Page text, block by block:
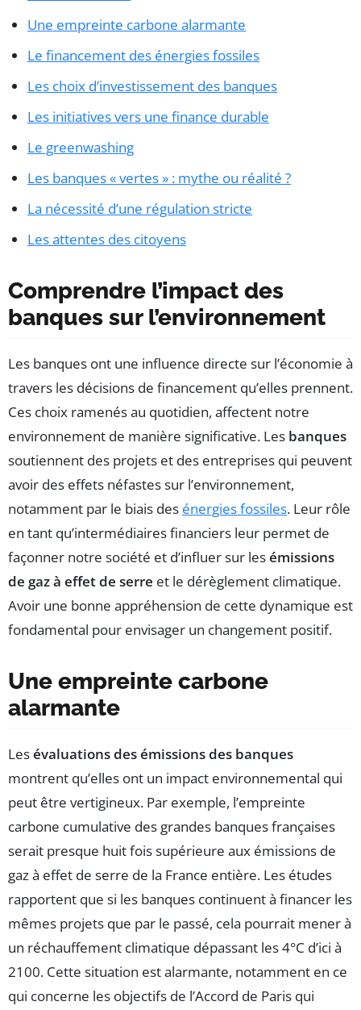
Une empreinte carbone alarmante
Le financement des énergies fossiles
Les choix d’investissement des banques
Les initiatives vers une finance durable
Le greenwashing
Les banques « vertes » : mythe ou réalité ?
La nécessité d’une régulation stricte
Les attentes des citoyens
Comprendre l’impact des
banques sur l’environnement
Les banques ont une influence directe sur l’économie à
travers les décisions de financement qu’elles prennent.
Ces choix ramenés au quotidien, affectent notre
environnement de manière significative. Les banques
soutiennent des projets et des entreprises qui peuvent
avoir des effets néfastes sur l’environnement,
notamment par le biais des énergies fossiles. Leur rôle
en tant qu’intermédiaires financiers leur permet de
façonner notre société et d’influer sur lesémissions
de gaz à effet de serre et le dérèglement climatique.
Avoir une bonne appréhension de cette dynamique est
fondamental pour envisager un changement positif.
Une empreinte carbone
alarmante
Lesévaluations des émissions des banques
montrent qu’elles ont un impact environnemental qui
peut être vertigineux. Par exemple, l’empreinte
carbone cumulative des grandes banques françaises
serait presque huit fois supérieure aux émissions de
gaz à effet de serre de la France entière. Les études
rapportent que si les banques continuent à financer les
mêmes projets que par le passé, cela pourrait mener à
un réchauffement climatique dépassant les 4°C d’ici à
2100. Cette situation est alarmante, notamment en ce
qui concerne les objectifs de l’Accord de Paris qui